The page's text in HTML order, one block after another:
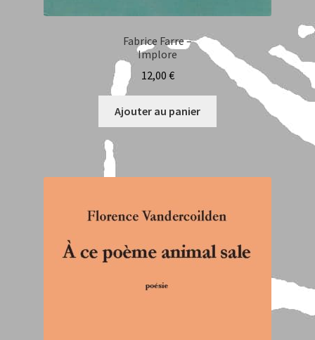
Fabrice Farre –
Implore
12,00 €
Ajouter au panier